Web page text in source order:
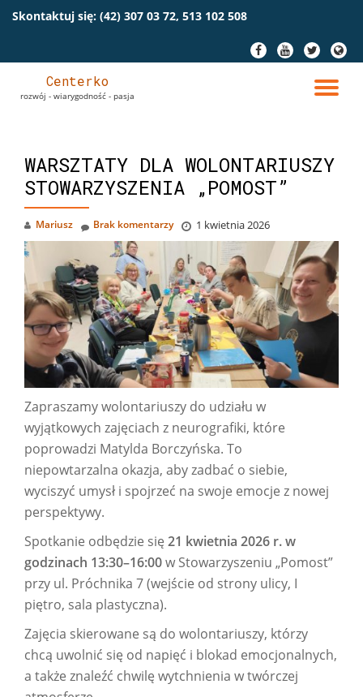
Skontaktuj się: (42) 307 03 72, 513 102 508
fa-
facebook
fa-
youtube
fa-
twitter
fa-
globe
Centerko
rozwój - wiarygodność - pasja
WARSZTATY DLA WOLONTARIUSZY
STOWARZYSZENIA „POMOST”
Mariusz 1 kwietnia 2026
Brak komentarzy
Zapraszamy wolontariuszy do udziału w
wyjątkowych zajęciach z neurografiki, które
poprowadzi Matylda Borczyńska. To
niepowtarzalna okazja, aby zadbać o siebie,
wyciszyć umysł i spojrzeć na swoje emocje z nowej
perspektywy.
Spotkanie odbędzie się 21 kwietnia 2026 r. w
godzinach 13:30–16:00w Stowarzyszeniu „Pomost”
przy ul. Próchnika 7 (wejście od strony ulicy, I
piętro, sala plastyczna).
Zajęcia skierowane są do wolontariuszy, którzy
chcą uwolnić się od napięć i blokad emocjonalnych,
a także znaleźć chwilę wytchnienia w twórczej